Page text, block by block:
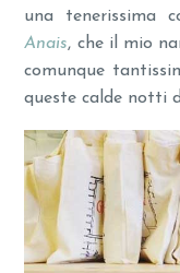
una tenerissima
Anais, che il mio
comunque
queste calde notti